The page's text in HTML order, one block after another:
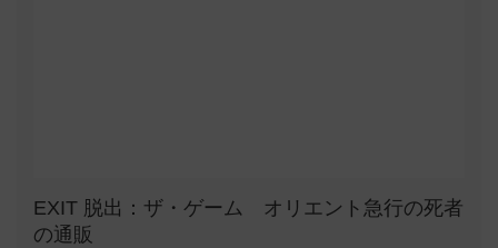
EXIT 脱出：ザ・ゲーム オリエント急行の死者
の通販